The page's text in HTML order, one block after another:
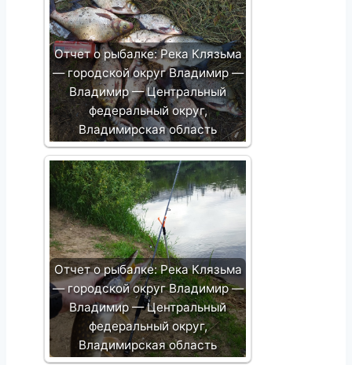
Отчет о рыбалке: Река Клязьма
— городской округ Владимир —
Владимир — Центральный
федеральный округ,
Владимирская область
Отчет о рыбалке: Река Клязьма
— городской округ Владимир —
Владимир — Центральный
федеральный округ,
Владимирская область